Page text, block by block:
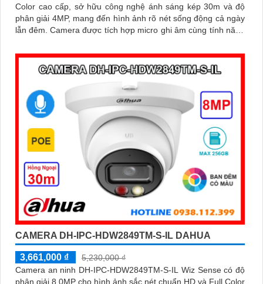
Color cao cấp, sở hữu công nghệ ánh sáng kép 30m và độ
phân giải 4MP, mang đến hình ảnh rõ nét sống động cả ngày
lẫn đêm. Camera được tích hợp micro ghi âm cùng tính năng
quả
CAMERA DH-IPC-HDW2849TM-S-IL DAHUA
3,661,000 ₫
5,230,000 ₫
Camera an ninh DH-IPC-HDW2849TM-S-IL Wiz Sense có độ
phân giải 8.0MP cho hình ảnh sắc nét chuẩn HD và Full Color